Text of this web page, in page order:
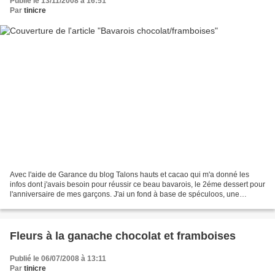
Par tinicre
Avec l'aide de Garance du blog Talons hauts et cacao qui m'a donné les
infos dont j'avais besoin pour réussir ce beau bavarois, le 2éme dessert pour
l'anniversaire de mes garçons. J'ai un fond à base de spéculoos, une
Fleurs à la ganache chocolat et framboises
Publié le 06/07/2008 à 13:11
Par tinicre